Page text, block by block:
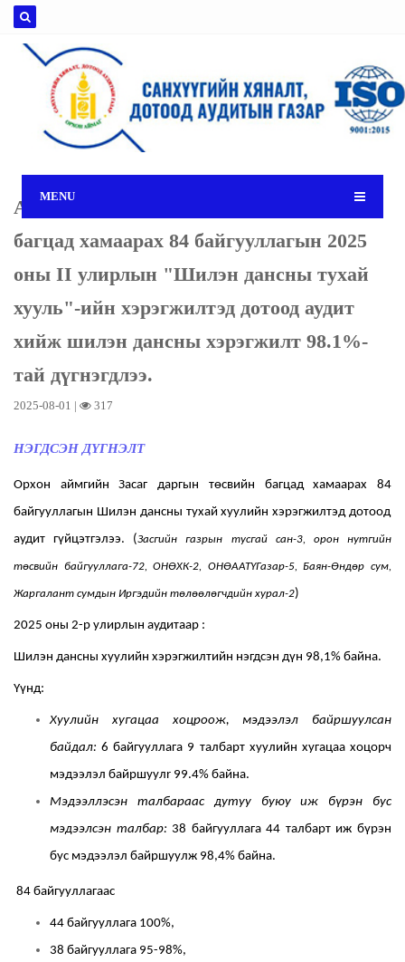
MENU
Аймгийн Засаг даргын төсвийн
багцад хамаарах 84 байгууллагын 2025
оны II улирлын "Шилэн дансны тухай
хууль"-ийн хэрэгжилтэд дотоод аудит
хийж шилэн дансны хэрэгжилт 98.1%-
тай дүгнэгдлээ.
2025-08-01 | 317
НЭГДСЭН ДҮГНЭЛТ
Орхон аймгийн Засаг даргын төсвийн багцад хамаарах 84
байгууллагын Шилэн дансны тухай хуулийн хэрэгжилтэд дотоод
аудит гүйцэтгэлээ. (Засгийн газрын тусгай сан-3, орон нутгийн
төсвийн байгууллага-72, ОНӨХК-2, ОНӨААТҮГазар-5, Баян-Өндөр сум,
Жаргалант сумдын Иргэдийн төлөөлөгчдийн хурал-2)
2025 оны 2-р улирлын аудитаар :
Шилэн дансны хуулийн хэрэгжилтийн нэгдсэн дүн 98,1% байна.
Үүнд:
Хуулийн хугацаа хоцроож, мэдээлэл байршуулсан
байдал:6 байгууллага 9 талбарт хуулийн хугацаа хоцорч
мэдээлэл байршуулr 99.4% байна.
Мэдээллэсэн талбараас дутуу буюу иж бүрэн бус
мэдээлсэн талбар: 38 байгууллага44 талбарт иж бүрэн
бус мэдээлэл байршуулж 98,4% байна.
84 байгууллагаас
44 байгууллага 100%,
38 байгууллага 95-98%,